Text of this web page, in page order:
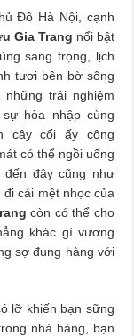
Đô Hà Nội, cạnh
Gia Trang nổi bật
sang trọng, lịch
tươi bên bờ sông
trải nghiệm
hòa nhập cùng
cây cối ấy cộng
có thể ngồi uống
đây cũng như
cái mệt nhọc của
còn có thể cho
khác gì vương
sợ đụng hàng với
lỡ khiến bạn sững
nhà hàng, bạn